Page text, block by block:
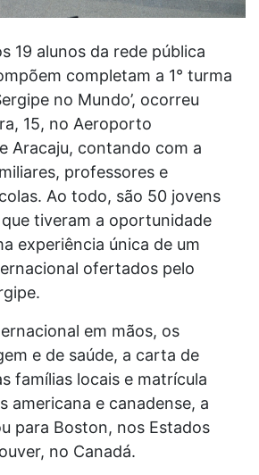
19 alunos da rede pública
completam a 1° turma
no Mundo’, ocorreu
15, no Aeroporto
Aracaju, contando com a
professores e
Ao todo, são 50 jovens
tiveram a oportunidade
experiência única de um
ofertados pelo
em mãos, os
e de saúde, a carta de
famílias locais e matrícula
americana e canadense, a
para Boston, nos Estados
no Canadá.